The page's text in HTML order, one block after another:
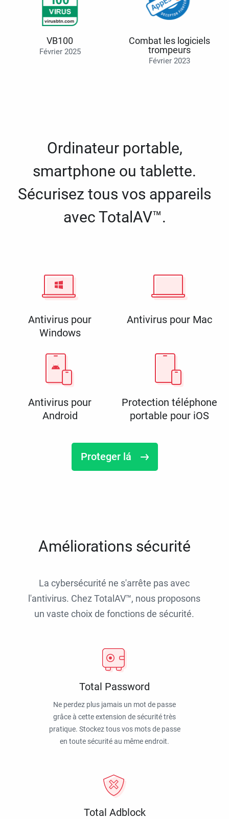
VB100
Février 2025
Combat les logiciels
trompeurs
Février 2023
Ordinateur portable,
smartphone ou tablette.
Sécurisez tous vos appareils
avec TotalAV™.
Antivirus pour
Windows
Antivirus pour Mac
Antivirus pour
Android
Protection téléphone
portable pour iOS
Proteger lá
Améliorations sécurité
La cybersécurité ne s'arrête pas avec
l'antivirus. Chez TotalAV™, nous proposons
un vaste choix de fonctions de sécurité.
Total Password
Ne perdez plus jamais un mot de passe
grâce à cette extension de sécurité très
pratique. Stockez tous vos mots de passe
en toute sécurité au même endroit.
Total Adblock